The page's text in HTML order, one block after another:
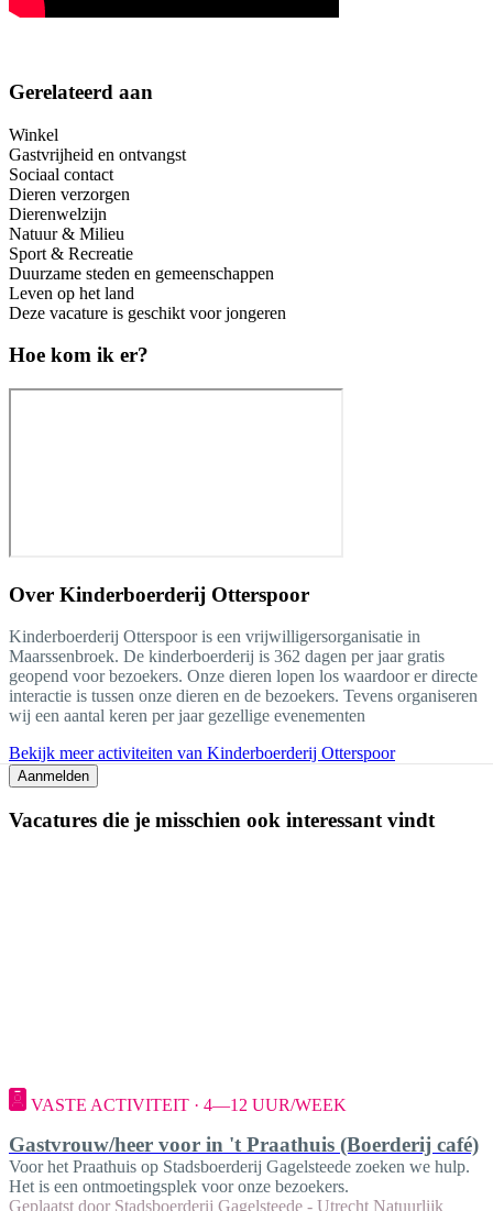
Gerelateerd aan
Winkel
Gastvrijheid en ontvangst
Sociaal contact
Dieren verzorgen
Dierenwelzijn
Natuur & Milieu
Sport & Recreatie
Duurzame steden en gemeenschappen
Leven op het land
Deze vacature is geschikt voor jongeren
Hoe kom ik er?
Over Kinderboerderij Otterspoor
Kinderboerderij Otterspoor is een vrijwilligersorganisatie in
Maarssenbroek. De kinderboerderij is 362 dagen per jaar gratis
geopend voor bezoekers. Onze dieren lopen los waardoor er directe
interactie is tussen onze dieren en de bezoekers. Tevens organiseren
wij een aantal keren per jaar gezellige evenementen
Bekijk meer activiteiten van Kinderboerderij Otterspoor
Aanmelden
Vacatures die je misschien ook interessant vindt
VASTE ACTIVITEIT · 4—12 UUR/WEEK
Gastvrouw/heer voor in 't Praathuis (Boerderij café)
Voor het Praathuis op Stadsboerderij Gagelsteede zoeken we hulp.
Het is een ontmoetingsplek voor onze bezoekers.
Geplaatst door Stadsboerderij Gagelsteede - Utrecht Natuurlijk